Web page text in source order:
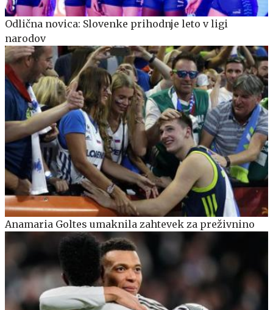
Odlična novica: Slovenke prihodnje leto v ligi
narodov
Anamaria Goltes umaknila zahtevek za preživnino